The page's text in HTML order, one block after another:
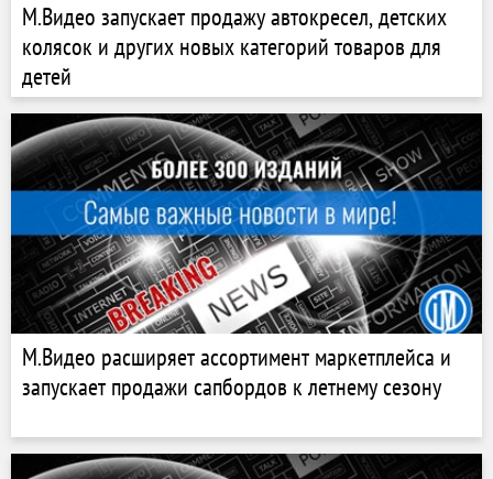
М.Видео запускает продажу автокресел, детских
колясок и других новых категорий товаров для
детей
М.Видео расширяет ассортимент маркетплейса и
запускает продажи сапбордов к летнему сезону